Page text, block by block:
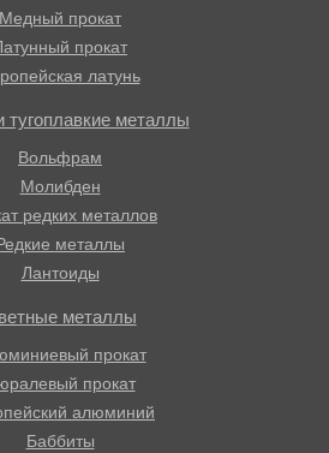
Медный прокат
прокат
латунь
тугоплавкие металлы
Вольфрам
Молибден
редких металлов
металлы
Лантоиды
металлы
прокат
прокат
алюминий
Баббиты